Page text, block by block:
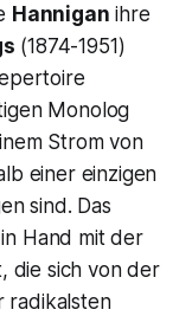
Hannigan ihre
(1874-1951)
Monolog
Strom von
einer einzigen
sind. Das
Hand mit der
die sich von der
radikalsten